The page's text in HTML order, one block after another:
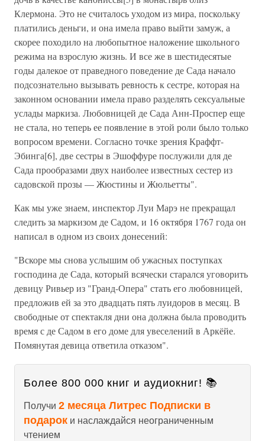
Клермона. Это не считалось уходом из мира, поскольку
платились деньги, и она имела право выйти замуж, а
скорее походило на любопытное наложение школьного
режима на взрослую жизнь. И все же в шестидесятые
годы далекое от праведного поведение де Сада начало
подсознательно вызывать ревность к сестре, которая на
законном основании имела право разделять сексуальные
услады маркиза. Любовницей де Сада Анн-Проспер еще
не стала, но теперь ее появление в этой роли было только
вопросом времени. Согласно точке зрения Краффт-
Эбинга[6], две сестры в Эшоффуре послужили для де
Сада прообразами двух наиболее известных сестер из
садовской прозы — Жюстины и Жюльетты".
Как мы уже знаем, инспектор Луи Марэ не прекращал
следить за маркизом де Садом, и 16 октября 1767 года он
написал в одном из своих донесений:
"Вскоре мы снова услышим об ужасных поступках
господина де Сада, который всячески старался уговорить
девицу Ривьер из "Гранд-Опера" стать его любовницей,
предложив ей за это двадцать пять луидоров в месяц. В
свободные от спектакля дни она должна была проводить
время с де Садом в его доме для увеселений в Аркёйе.
Помянутая девица ответила отказом".
Более 800 000 книг и аудиокниг! 📚
Получи 2 месяца Литрес Подписки в
подарок и наслаждайся неограниченным
чтением